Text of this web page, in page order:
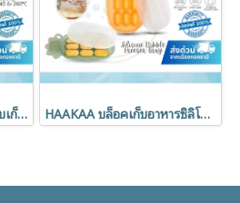
GRACE KIDS ซิลิโคนสำหรับเก็บอาหารแช่แข็ง Food Grade HAAKAA บล็อคเก็บอาหารซิลิโคน Silicone Nibble Freezer Tray